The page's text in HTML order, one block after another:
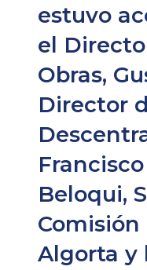
estuvo
el
Obras,
Director
Beloqui,
Comisión
Algorta y